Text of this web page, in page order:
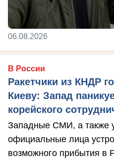
06.08.2026
В России
Ракетчики из КНДР
Киеву: Запад
корейского
Западные СМИ, а также
официальные лица
возможного прибытия в